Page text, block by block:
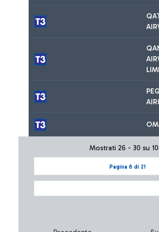
Pagina 6 di 21
Mostrati 26 - 30 su